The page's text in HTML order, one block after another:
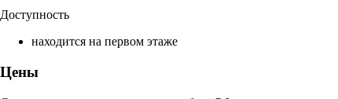
Доступность
находится на первом этаже
Цены